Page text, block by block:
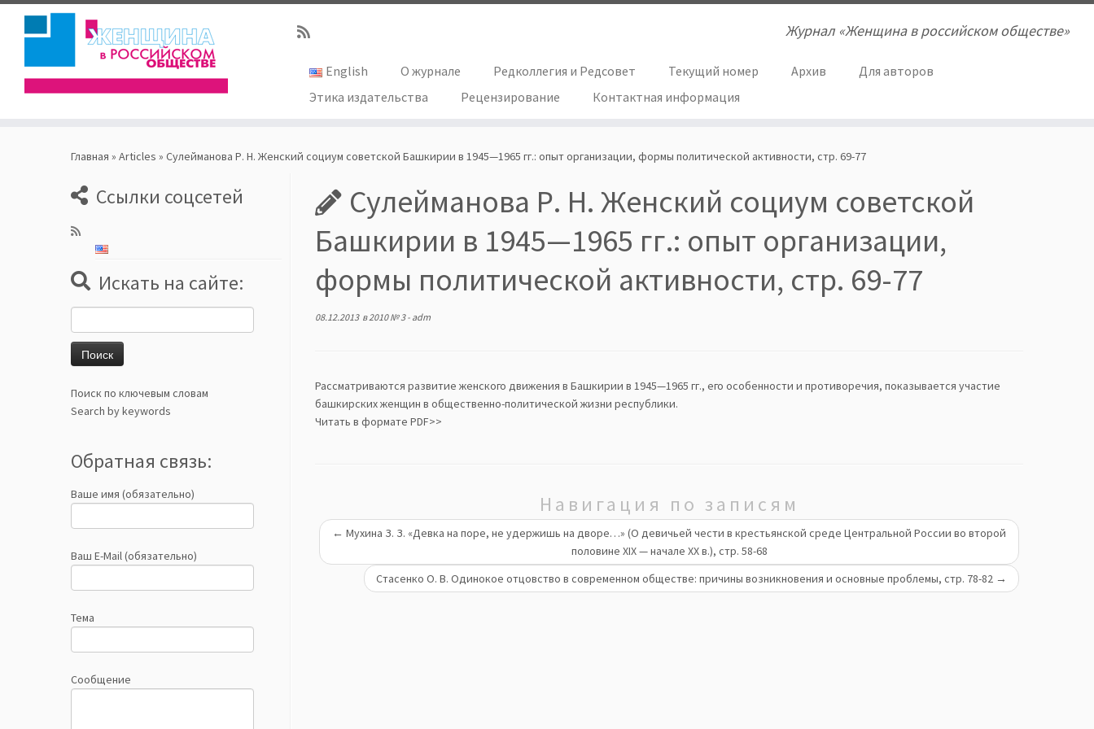
Журнал «Женщина в российском обществе»
English О журнале Редколлегия и Редсовет Текущий номер Архив
Для авторов
Этика издательства
Рецензирование Контактная информация
Главная » Articles » Сулейманова Р. Н. Женский социум советской Башкирии в 1945—1965 гг.: опыт организации, формы политической активности, стр. 69-77
Ссылки соцсетей
Искать на сайте:
Поиск по ключевым словам
Search by keywords
Обратная связь:
Ваше имя (обязательно)
Ваш E-Mail (обязательно)
Тема
Сообщение
Сулейманова Р. Н. Женский социум советской
Башкирии в 1945—1965 гг.: опыт организации,
формы политической активности, стр. 69-77
08.12.2013в2010 № 3- adm
Рассматриваются развитие женского движения в Башкирии в 1945—1965 гг., его особенности и противоречия, показывается участие
башкирских женщин в общественно-политической жизни республики.
Читать в формате PDF>>
Навигация по записям
← Мухина З. З. «Девка на поре, не удержишь на дворе…» (О девичьей чести в крестьянской среде Центральной России во второй
половине XIX — начале ХХ в.), стр. 58-68
Стасенко О. В. Одинокое отцовство в современном обществе: причины возникновения и основные проблемы, стр. 78-82 →